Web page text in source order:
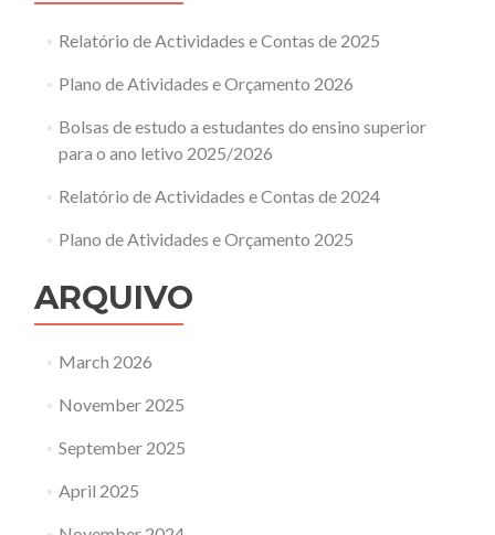
Relatório de Actividades e Contas de 2025
Plano de Atividades e Orçamento 2026
Bolsas de estudo a estudantes do ensino superior
para o ano letivo 2025/2026
Relatório de Actividades e Contas de 2024
Plano de Atividades e Orçamento 2025
ARQUIVO
March 2026
November 2025
September 2025
April 2025